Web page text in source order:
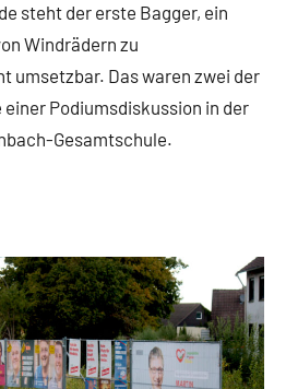
steht der erste Bagger, ein
Windrädern zu
umsetzbar. Das waren zwei der
Podiumsdiskussion in der
Gesamtschule.